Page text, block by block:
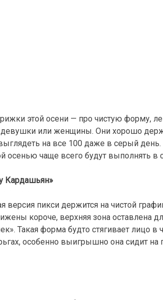
этой осени — про чистую форму,
девушки или женщины. Они хорошо
на все 100 даже в серый день.
осенью чаще всего будут выполнять в
Кардашьян»
версия пикси держится на чистой
короче, верхняя зона оставлена
Такая форма будто стягивает лицо
особенно выигрышно она сидит